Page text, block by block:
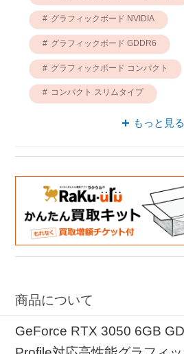
グラフィックボード NVIDIA
グラフィックボード GDDR6
グラフィックボード コンパクト
コンパクト スリムタイプ
RTXシリーズ グラフィックスカード
グラフィックボード Tensorコア
グラフィックスカード コンパクト
もっと見る
商品について
GeForce RTX 3050 6GB